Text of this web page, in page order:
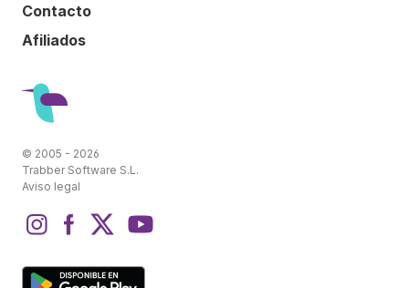
Contacto
Afiliados
© 2005 - 2026
Trabber Software S.L.
Aviso legal